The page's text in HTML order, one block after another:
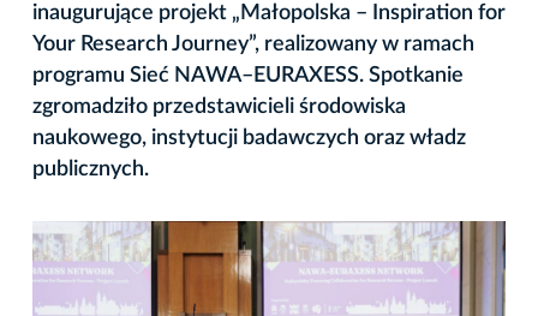
inaugurujące projekt „Małopolska – Inspiration for
Your Research Journey”, realizowany w ramach
programu Sieć NAWA–EURAXESS. Spotkanie
zgromadziło przedstawicieli środowiska
naukowego, instytucji badawczych oraz władz
publicznych.